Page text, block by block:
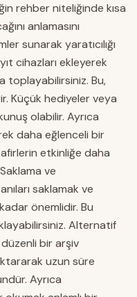
rehber niteliğinde kısa
anlamasını
sunarak yaratıcılığı
cihazları ekleyerek
toplayabilirsiniz. Bu,
Küçük hediyeler veya
olabilir. Ayrıca
daha eğlenceli bir
etkinliğe daha
ve
saklamak ve
önemlidir. Bu
Alternatif
bir arşiv
uzun süre
Ayrıca